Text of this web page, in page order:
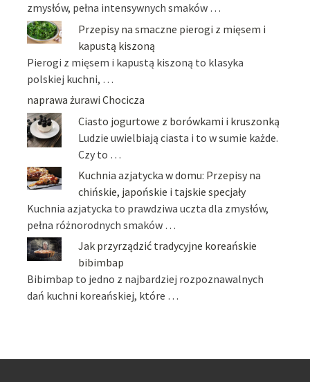
zmysłów, pełna intensywnych smaków …
Przepisy na smaczne pierogi z mięsem i
kapustą kiszoną
Pierogi z mięsem i kapustą kiszoną to klasyka
polskiej kuchni, …
naprawa żurawi Chocicza
Ciasto jogurtowe z borówkami i kruszonką
Ludzie uwielbiają ciasta i to w sumie każde.
Czy to …
Kuchnia azjatycka w domu: Przepisy na
chińskie, japońskie i tajskie specjały
Kuchnia azjatycka to prawdziwa uczta dla zmysłów,
pełna różnorodnych smaków …
Jak przyrządzić tradycyjne koreańskie
bibimbap
Bibimbap to jedno z najbardziej rozpoznawalnych
dań kuchni koreańskiej, które …